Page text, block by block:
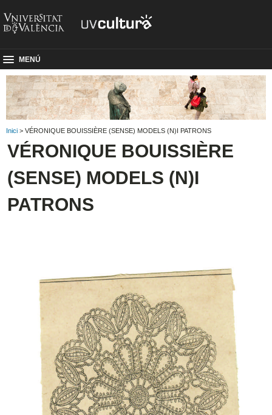
MENÚ
Inici > VÉRONIQUE BOUISSIÈRE (SENSE) MODELS (N)I PATRONS
VÉRONIQUE BOUISSIÈRE
(SENSE) MODELS (N)I
PATRONS